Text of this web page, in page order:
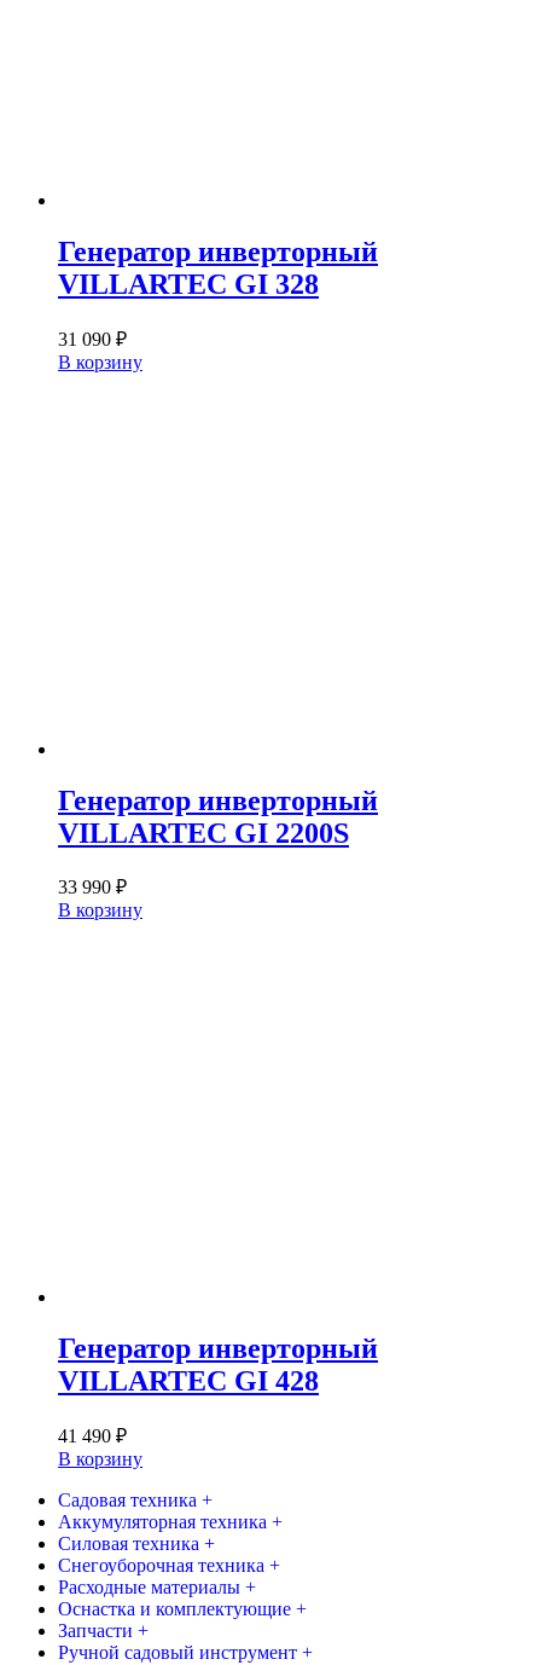
Генератор инверторный
VILLARTEC GI 328
31 090 ₽
В корзину
Генератор инверторный
VILLARTEC GI 2200S
33 990 ₽
В корзину
Генератор инверторный
VILLARTEC GI 428
41 490 ₽
В корзину
Садовая техника +
Аккумуляторная техника +
Силовая техника +
Снегоуборочная техника +
Расходные материалы +
Оснастка и комплектующие +
Запчасти +
Ручной садовый инструмент +